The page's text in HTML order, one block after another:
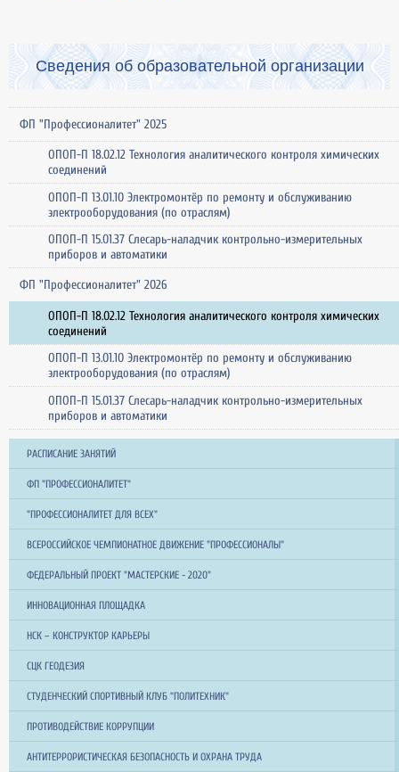
Сведения об образовательной организации
ФП "Профессионалитет" 2025
ОПОП-П 18.02.12 Технология аналитического контроля химических
соединений
ОПОП-П 13.01.10 Электромонтёр по ремонту и обслуживанию
электрооборудования (по отраслям)
ОПОП-П 15.01.37 Слесарь-наладчик контрольно-измерительных
приборов и автоматики
ФП "Профессионалитет" 2026
ОПОП-П 18.02.12 Технология аналитического контроля химических
соединений
ОПОП-П 13.01.10 Электромонтёр по ремонту и обслуживанию
электрооборудования (по отраслям)
ОПОП-П 15.01.37 Слесарь-наладчик контрольно-измерительных
приборов и автоматики
РАСПИСАНИЕ ЗАНЯТИЙ
ФП "ПРОФЕССИОНАЛИТЕТ"
"ПРОФЕССИОНАЛИТЕТ ДЛЯ ВСЕХ"
ВСЕРОССИЙСКОЕ ЧЕМПИОНАТНОЕ ДВИЖЕНИЕ "ПРОФЕССИОНАЛЫ"
ФЕДЕРАЛЬНЫЙ ПРОЕКТ "МАСТЕРСКИЕ - 2020"
ИННОВАЦИОННАЯ ПЛОЩАДКА
НСК – КОНСТРУКТОР КАРЬЕРЫ
СЦК ГЕОДЕЗИЯ
СТУДЕНЧЕСКИЙ СПОРТИВНЫЙ КЛУБ "ПОЛИТЕХНИК"
ПРОТИВОДЕЙСТВИЕ КОРРУПЦИИ
АНТИТЕРРОРИСТИЧЕСКАЯ БЕЗОПАСНОСТЬ И ОХРАНА ТРУДА